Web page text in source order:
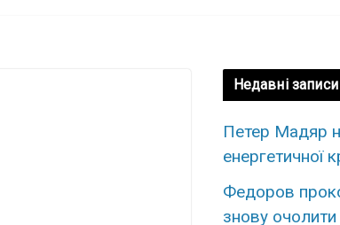
Недавні записи
Петер Мадяр
енергетичної
Федopов
знову